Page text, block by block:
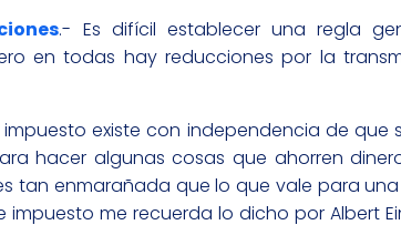
.- Es difícil establecer una regla
en todas hay reducciones por la
existe con independencia de
hacer algunas cosas que ahorren
tan enmarañada que lo que vale para
me recuerda lo dicho por Albert